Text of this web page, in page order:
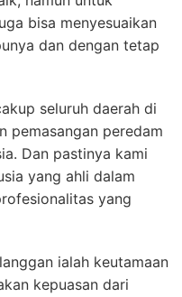
bisa menyesuaikan
dan dengan tetap
seluruh daerah di
pemasangan peredam
Dan pastinya kami
yang ahli dalam
yang
ialah keutamaan
kepuasan dari